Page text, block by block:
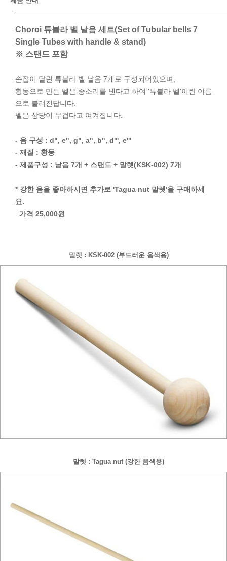
Choroi 튜블라 벨 낱음 세트(Set of Tubular bells 7
Single Tubes with handle & stand)
※ 스탠드 포함
손잡이 달린 튜블라 벨 낱음 7개로 구성되어있으며,
황동으로 만든 벨은 종소리를 낸다고 하여 '튜블라 벨'이란 이름
으로 불려진답니다.
벨은 상당이 무겁다고 여겨집니다.
- 음 구성 : d", e", g", a", b", d''', e'''
- 재질 : 황동
- 제품구성 : 낱음 7개 + 스탠드 + 말렛(KSK-002) 7개
* 강한 음을 좋아하시면 추가로 'Tagua nut 말렛'을 구매하세
요.
가격 25,000원
말렛 : KSK-002 (부드러운 음색용)
말렛 : Tagua nut (강한 음색용)